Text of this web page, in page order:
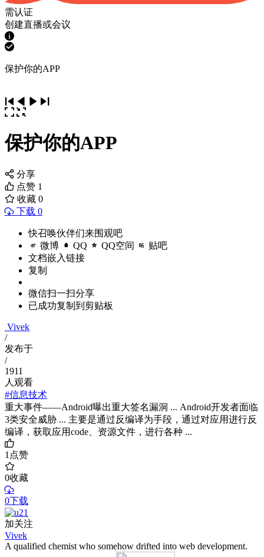
需认证
创建直播或会议
保护你的APP
保护你的APP
分享
点赞 1
收藏 0
下载 0
快召唤伙伴们来围观吧
微博 QQ QQ空间 贴吧
文档嵌入链接
复制
微信扫一扫分享
已成功复制到剪贴板
Vivek
/
发布于
/
1911
人观看
#信息技术
重大事件——Android曝出重大签名漏洞 ... Android开发者面临
3类安全威胁 ... 主要是通过反编译为手段，通过对应用进行反
编译，获取应用code、资源文件，进行各种 ...
1点赞
0收藏
0下载
加关注
Vivek
A qualified chemist who somehow drifted into web development.